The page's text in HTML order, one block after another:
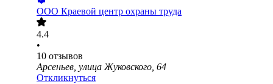
ООО Краевой центр охраны труда
4.4
•
10 отзывов
Арсеньев, улица Жуковского, 64
Откликнуться